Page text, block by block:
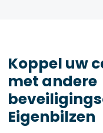
Koppel uw
met andere
Eigenbilzen